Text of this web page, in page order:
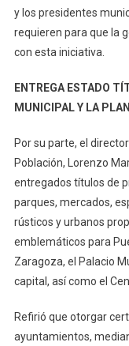
y los presidentes
requieren para que la
con esta iniciativa.
ENTREGA ESTADO
MUNICIPAL Y LA
Por su parte, el
Población, Lorenzo
entregados títulos de
parques, mercados,
rústicos y urbanos
emblemáticos para
Zaragoza, el Palacio
capital, así como el
Refirió que otorgar
ayuntamientos,